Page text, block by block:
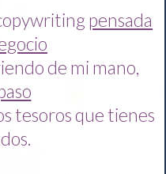
pensada
de mi mano,
tesoros que tienes